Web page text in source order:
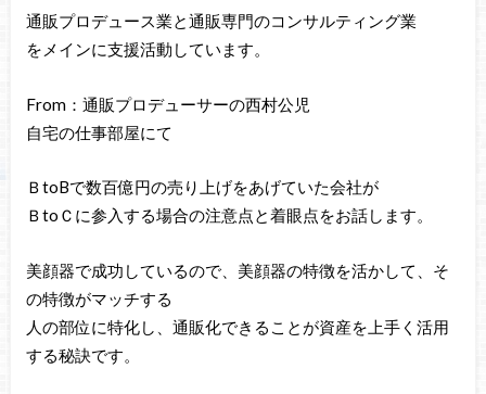
通販プロデュース業と通販専門のコンサルティング業
をメインに支援活動しています。
From：通販プロデューサーの西村公児
自宅の仕事部屋にて
ＢtoBで数百億円の売り上げをあげていた会社が
ＢtoＣに参入する場合の注意点と着眼点をお話します。
美顔器で成功しているので、美顔器の特徴を活かして、そ
の特徴がマッチする
人の部位に特化し、通販化できることが資産を上手く活用
する秘訣です。